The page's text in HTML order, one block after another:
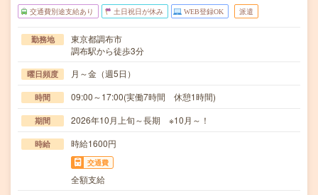
交通費別途支給あり 土日祝日が休み WEB登録OK 派遣
勤務地
東京都調布市
調布駅から徒歩3分
曜日頻度 月～金（週5日）
時間 09:00～17:00(実働7時間 休憩1時間)
期間 2026年10月上旬～長期 ※10月～！
時給 時給1600円
交通費
全額支給